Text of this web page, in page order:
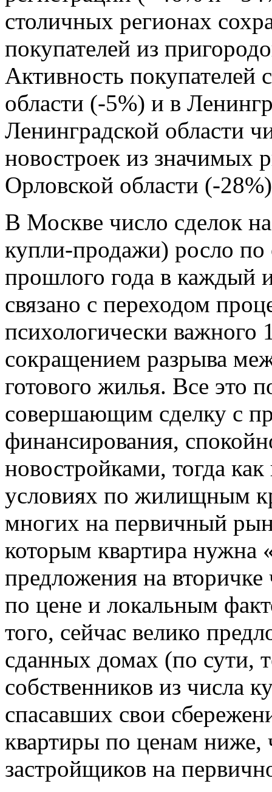
столичных регионах
покупателей из
Активность покупателей
области (-5%) и в
Ленинградской области
новостроек из значимых
Орловской области (-
В Москве число сделок
купли-продажи) росло
прошлого года в каждый
связано с переходом
психологически важного
сокращением разрыва
готового жилья. Все это
совершающим сделку с
финансирования,
новостройками, тогда
условиях по жилищным
многих на первичный
которым квартира нужна
предложения на вторичке
по цене и локальным
того, сейчас велико
сданных домах (по сути,
собственников из числа
спасавших свои
квартиры по ценам ниже,
застройщиков на